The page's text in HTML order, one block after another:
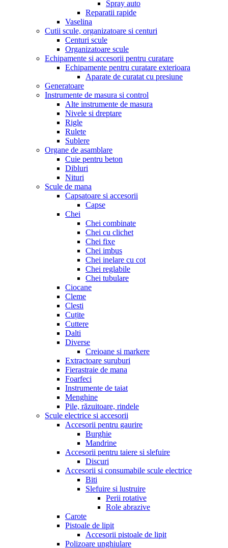
Spray auto
Reparatii rapide
Vaselina
Cutii scule, organizatoare si centuri
Centuri scule
Organizatoare scule
Echipamente si accesorii pentru curatare
Echipamente pentru curatare exterioara
Aparate de curatat cu presiune
Generatoare
Instrumente de masura si control
Alte instrumente de masura
Nivele si dreptare
Rigle
Rulete
Sublere
Organe de asamblare
Cuie pentru beton
Dibluri
Nituri
Scule de mana
Capsatoare si accesorii
Capse
Chei
Chei combinate
Chei cu clichet
Chei fixe
Chei imbus
Chei inelare cu cot
Chei reglabile
Chei tubulare
Ciocane
Cleme
Clesti
Cuțite
Cuttere
Dalti
Diverse
Creioane si markere
Extractoare suruburi
Fierastraie de mana
Foarfeci
Instrumente de taiat
Menghine
Pile, răzuitoare, rindele
Scule electrice si accesorii
Accesorii pentru gaurire
Burghie
Mandrine
Accesorii pentru taiere si slefuire
Discuri
Accesorii si consumabile scule electrice
Biti
Slefuire si lustruire
Perii rotative
Role abrazive
Carote
Pistoale de lipit
Accesorii pistoale de lipit
Polizoare unghiulare